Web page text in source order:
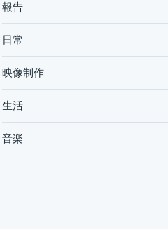
報告
日常
映像制作
生活
音楽